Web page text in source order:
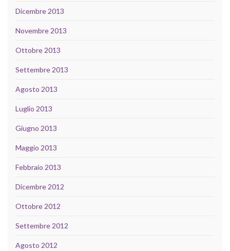
Dicembre 2013
Novembre 2013
Ottobre 2013
Settembre 2013
Agosto 2013
Luglio 2013
Giugno 2013
Maggio 2013
Febbraio 2013
Dicembre 2012
Ottobre 2012
Settembre 2012
Agosto 2012